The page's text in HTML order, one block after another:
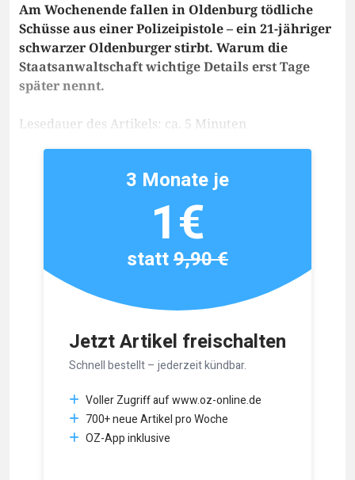
Am Wochenende fallen in Oldenburg tödliche
Schüsse aus einer Polizeipistole – ein 21-jähriger
schwarzer Oldenburger stirbt. Warum die
Staatsanwaltschaft wichtige Details erst Tage
später nennt.
Lesedauer des Artikels: ca. 5 Minuten
Jetzt Artikel freischalten
Schnell bestellt – jederzeit kündbar.
Voller Zugriff auf www.oz-online.de
700+ neue Artikel pro Woche
OZ-App inklusive
3 Monate je
1€
statt9,90 €